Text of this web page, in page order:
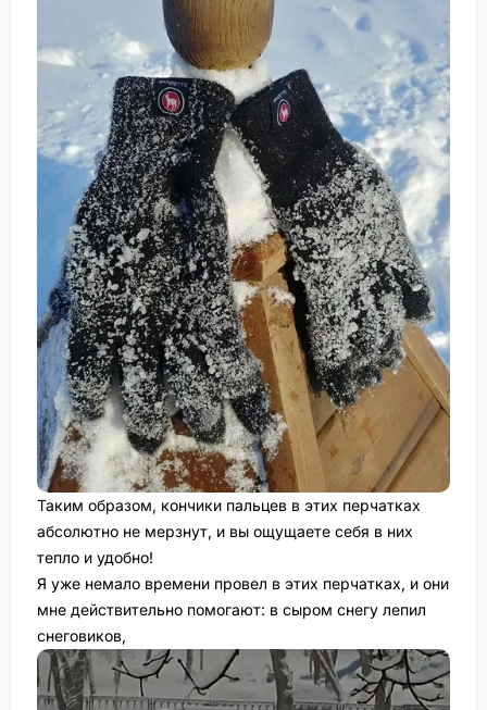
Таким образом, кончики пальцев в этих перчатках
абсолютно не мерзнут, и вы ощущаете себя в них
тепло и удобно!
Я уже немало времени провел в этих перчатках, и они
мне действительно помогают: в сыром снегу лепил
снеговиков,